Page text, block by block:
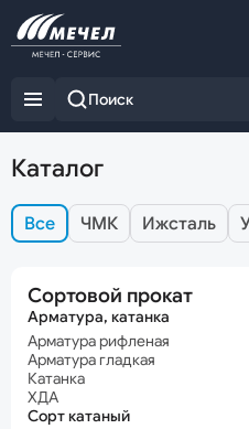
Каталог
Все ЧМК Ижсталь
Сортовой прокат
Арматура, катанка
Арматура рифленая
Арматура гладкая
Катанка
ХДА
Сорт катаный